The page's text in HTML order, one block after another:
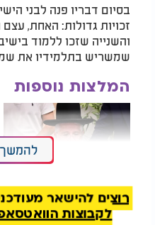
בסיום דבריו פנה לבני
זכויות גדולות: האחת,
והשנייה שזכו ללמוד
שמשריש בתלמידיו את
המלצות נוספות
אחרי שנים של
מחלוקות, תל אביב
רוצים להישאר
לקבוצות הוואטסאפ של